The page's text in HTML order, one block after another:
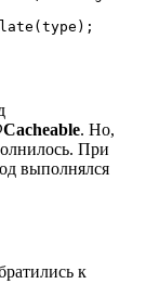
. Но,
При
выполнялся
к